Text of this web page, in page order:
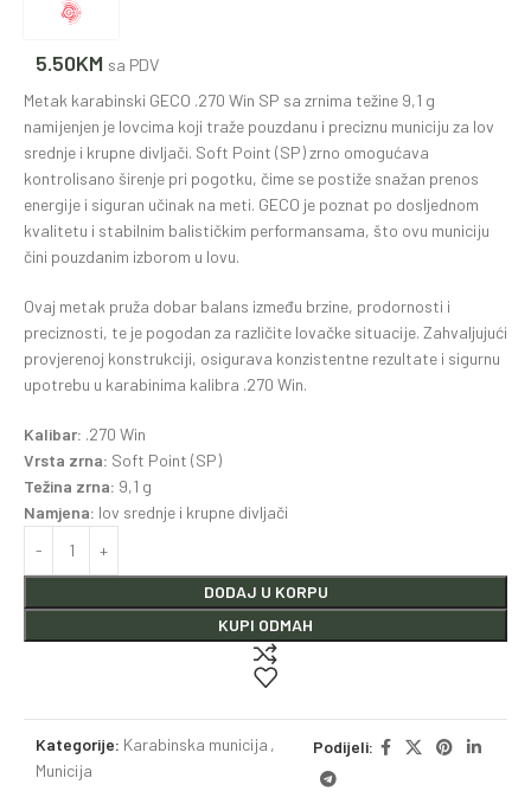
5.50KM sa PDV
Metak karabinski GECO .270 Win SP sa zrnima težine 9,1 g
namijenjen je lovcima koji traže pouzdanu i preciznu municiju za lov
srednje i krupne divljači. Soft Point (SP) zrno omogućava
kontrolisano širenje pri pogotku, čime se postiže snažan prenos
energije i siguran učinak na meti. GECO je poznat po dosljednom
kvalitetu i stabilnim balističkim performansama, što ovu municiju
čini pouzdanim izborom u lovu.
Ovaj metak pruža dobar balans između brzine, prodornosti i
preciznosti, te je pogodan za različite lovačke situacije. Zahvaljujući
provjerenoj konstrukciji, osigurava konzistentne rezultate i sigurnu
upotrebu u karabinima kalibra .270 Win.
Kalibar: .270 Win
Vrsta zrna: Soft Point (SP)
Težina zrna: 9,1 g
Namjena: lov srednje i krupne divljači
DODAJ U KORPU
KUPI ODMAH
Kategorije: Karabinska municija ,
Municija
Podijeli: